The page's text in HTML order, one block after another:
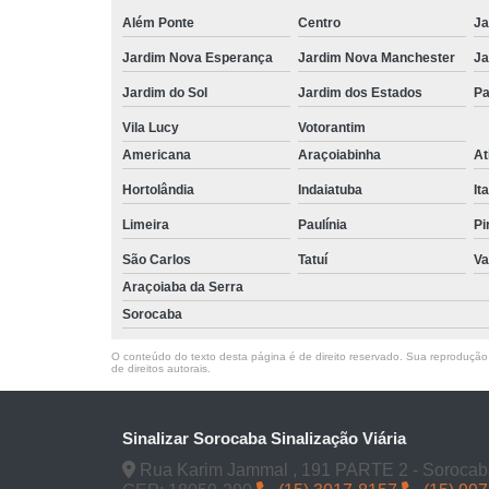
Além Ponte Centro
Jardim Nova Esperança Jardim Nova Manchester
Jardim do Sol Jardim dos Estados
Vila Lucy
Votorantim
Americana
Araçoiabinha
Hortolândia Indaiatuba
Limeira Paulínia
São Carlos Tatuí
Araçoiaba da Serra
Sorocaba
O conteúdo do texto desta página é de direito reservado. Sua
de direitos autorais
Sinalizar Sorocaba Sinalização Viária
Rua Karim Jammal , 191 PARTE 2 -